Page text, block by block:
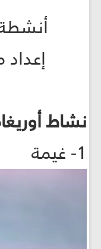
نشاط
1- غيمة